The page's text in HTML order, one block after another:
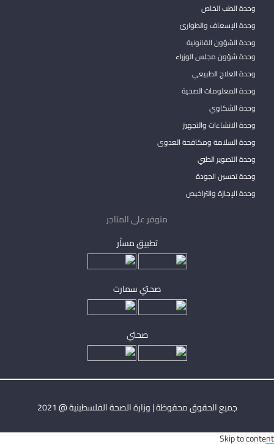
وحدة الطب الخاص
وحدة الإسعاف والطوارئ
وحدة الشؤون القانونية
وحدة شؤون مجلس الوزراء
وحدة العلاج الطبيعي
وحدة المعلومات الصحية
وحدة الشكاوي
وحدة الانشاءات والتجهيز
وحدة السلامة ومكافحة العدوى
وحدة التصوير الطبي
وحدة تحسين الجودة
وحدة الإجازة والتراخيص
متوفر على المتاجر
تطبيق مساْر
صحتي سمارت
صحتي
جميع الحقوق محفوظة | وزارة الصحة الفلسطينية @ 2021
Skip to content